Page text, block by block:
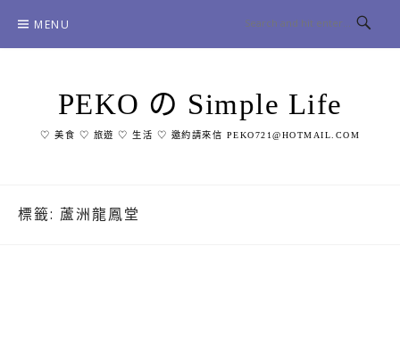
content
MENU
PEKO の Simple Life
♡ 美食 ♡ 旅遊 ♡ 生活 ♡ 邀約請來信 PEKO721@HOTMAIL.COM
標籤: 蘆洲龍鳳堂